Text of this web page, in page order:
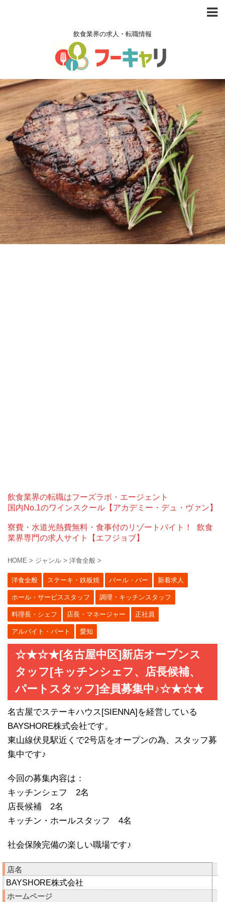
飲食業界の求人・転職情報
飲食業界の転職はフーズラボ・エージェント
国内No.1のワインスクール【アカデミー・デュ・ヴァン】
寮費・水道光熱費無料・食事付のリゾートバイト！
飲食
業界専門の求人サイト【エフジョブ】
HOME > ジャンル > 洋食全般 >
洋食全般 ステーキ・鉄板焼 バール・バー 新着求人
ホール・サービススタッフ 調理・キッチンスタッフ
料理長・シェフ 店長・マネージャー 正社員
アルバイト・パート 愛知
☆★☆★[名古屋中区]新店オープンス
タッフ[キッチンシェフ、店長候補、
パートスタッフ]全員募集中♪☆★☆★
名古屋でステーキハウス[SIENNA]を経営している
BAYSHORE株式会社です。
東山線伏見駅近くで2号店をオープンの為、スタッフ募
集中です♪
今回の募集内容は：
キッチンシェフ 2名
店長候補 2名
キッチン・ホールスタッフ 4名
社会保険完備の楽しい職場です♪
店名
BAYSHORE株式会社
ホームページ